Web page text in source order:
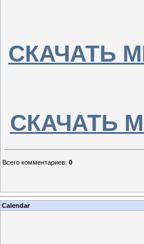
СКАЧАТЬ
СКАЧАТЬ
Всего комментариев: 0
Calendar